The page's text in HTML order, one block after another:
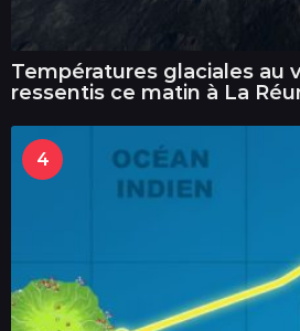
Températures glaciales au
ressentis ce matin à La
4